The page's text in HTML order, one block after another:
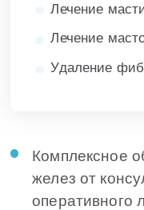
Лечение
Лечение
Удаление
Комплексное
желез от
оперативного